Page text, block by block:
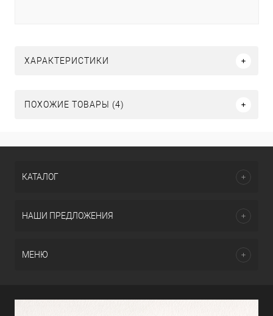
ХАРАКТЕРИСТИКИ
ПОХОЖИЕ ТОВАРЫ (4)
КАТАЛОГ
НАШИ ПРЕДЛОЖЕНИЯ
МЕНЮ